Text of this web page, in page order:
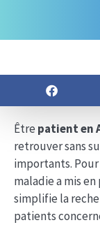
Être patient en
retrouver sans
importants.
maladie a mis en
simplifie la
patients